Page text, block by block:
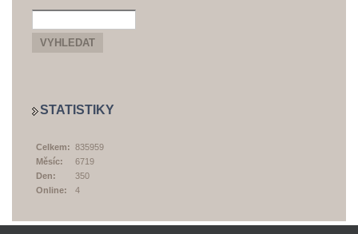
STATISTIKY
Online: 4
Celkem: 835959
Měsíc:
6719
Den:
350